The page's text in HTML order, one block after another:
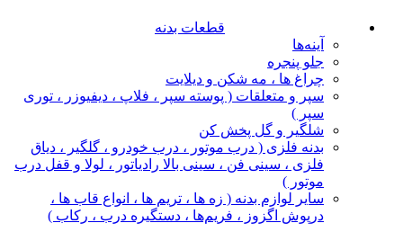
قطعات بدنه
آینه‌ها
جلو پنجره
چراغ‌ ها ، مه‌ شکن و دیلایت
سپر و متعلقات ( پوسته سپر ، فلاپ ، دیفیوزر ، توری
سپر )
شلگیر و گل‌ پخش‌ کن
بدنه فلزی ( درب موتور ، درب خودرو ، گلگیر ، دیاق
فلزی ، سینی فن ، سینی بالا رادیاتور ، لولا و قفل درب
موتور )
سایر لوازم بدنه ( زه ها ، تریم ها ، انواع قاب ها ،
درپوش اگزوز ، فریم‌ها ، دستگیره درب ، رکاب )